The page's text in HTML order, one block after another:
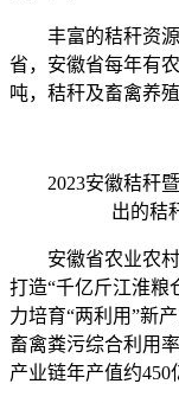
丰富的秸秆资源
省，安徽省每年有
吨，秸秆及畜禽养
2023安徽秸秆暨
出的秸
安徽省农业农村
打造“千亿斤江淮粮
力培育“两利用”新
畜禽粪污综合利用
产业链年产值约450